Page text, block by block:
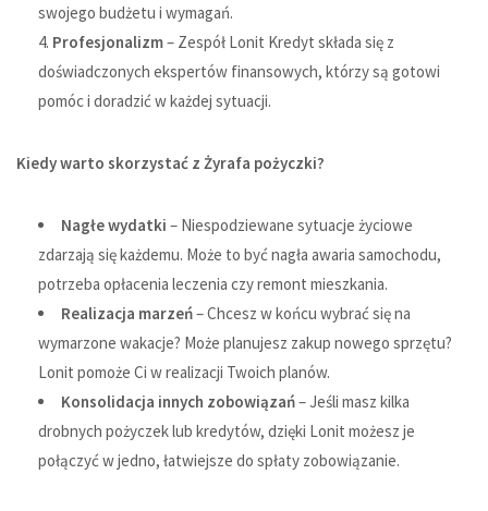
swojego budżetu i wymagań.
Profesjonalizm– Zespół Lonit Kredyt składa się z
doświadczonych ekspertów finansowych, którzy są gotowi
pomóc i doradzić w każdej sytuacji.
Kiedy warto skorzystać z Żyrafa pożyczki?
Nagłe wydatki – Niespodziewane sytuacje życiowe
zdarzają się każdemu. Może to być nagła awaria samochodu,
potrzeba opłacenia leczenia czy remont mieszkania.
Realizacja marzeń– Chcesz w końcu wybrać się na
wymarzone wakacje? Może planujesz zakup nowego sprzętu?
Lonit pomoże Ci w realizacji Twoich planów.
Konsolidacja innych zobowiązań– Jeśli masz kilka
drobnych pożyczek lub kredytów, dzięki Lonit możesz je
połączyć w jedno, łatwiejsze do spłaty zobowiązanie.